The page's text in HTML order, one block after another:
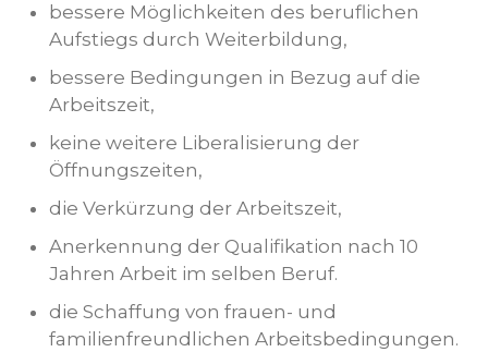
bessere Möglichkeiten des beruflichen
Aufstiegs durch Weiterbildung,
bessere Bedingungen in Bezug auf die
Arbeitszeit,
keine weitere Liberalisierung der
Öffnungszeiten,
die Verkürzung der Arbeitszeit,
Anerkennung der Qualifikation nach 10
Jahren Arbeit im selben Beruf.
die Schaffung von frauen- und
familienfreundlichen Arbeitsbedingungen.